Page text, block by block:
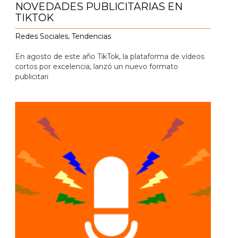
NOVEDADES PUBLICITARIAS EN
TIKTOK
Redes Sociales, Tendencias
En agosto de este año TikTok, la plataforma de vídeos
cortos por excelencia, lanzó un nuevo formato
publicitari